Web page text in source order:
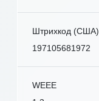
Штрихкод (США)
197105681972
WEEE